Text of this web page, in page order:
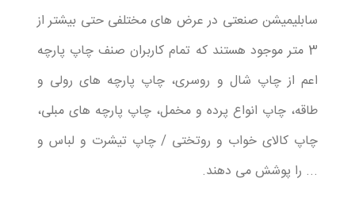
سابلیمیشن صنعتی در عرض های مختلفی حتی بیشتر از
3 متر موجود هستند که تمام کاربران صنف چاپ پارچه
اعم از چاپ شال و روسری، چاپ پارچه های رولی و
طاقه، چاپ انواع پرده و مخمل، چاپ پارچه های مبلی،
چاپ کالای خواب و روتختی / چاپ تیشرت و لباس و
... را پوشش می دهند.